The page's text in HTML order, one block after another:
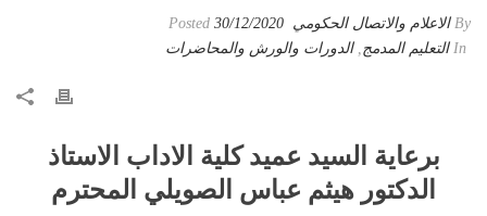
By الاعلام والاتصال الحكومي 30/12/2020
التعليم المدمج ,الدورات والورش والمحاضرات
برعاية السيد عميد كلية الاداب الاستاذ
الدكتور هيثم عباس الصويلي المحترم